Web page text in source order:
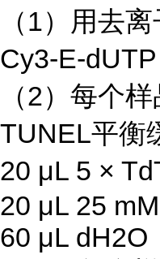
（1）用去
Cy3-E-
（2）每个
TUNEL平衡
20 μL 5 ×
20 μL 25
60 μL dH2O